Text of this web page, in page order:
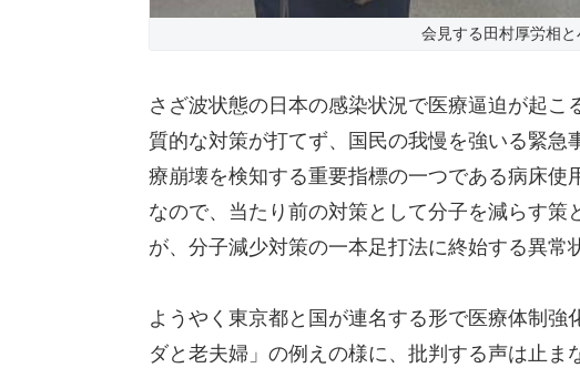
会見する田村厚労相
さざ波状態の日本の感染状況で医療逼迫が起
質的な対策が打てず、国民の我慢を強いる緊
療崩壊を検知する重要指標の一つである病床
なので、当たり前の対策として分子を減らす
が、分子減少対策の一本足打法に終始する異常
ようやく東京都と国が連名する形で医療体制
ダと老夫婦」の例えの様に、批判する声は止ま